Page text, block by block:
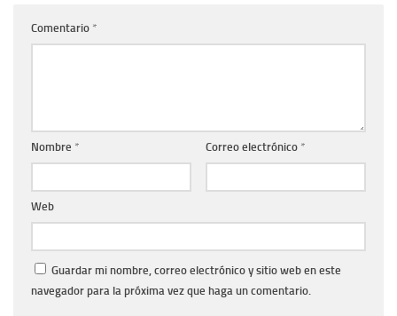
Comentario *
Nombre * Correo electrónico *
Web
Guardar mi nombre, correo electrónico y sitio web en este
navegador para la próxima vez que haga un comentario.